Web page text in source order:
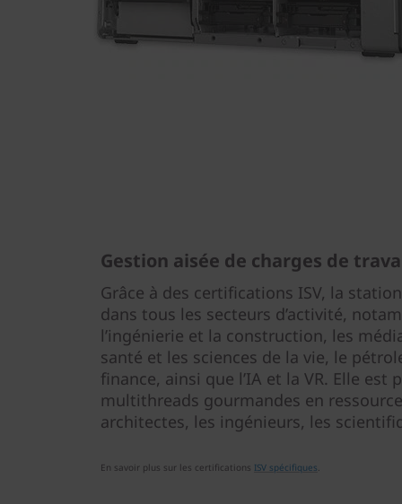
Gestion aisée de charges de
Grâce à des certifications ISV, la
dans tous les secteurs d’activité,
l’ingénierie et la construction, les
santé et les sciences de la vie, le
finance, ainsi que l’IA et la VR. Elle
multithreads gourmandes en
architectes, les ingénieurs, les
En savoir plus sur les certifications ISV spécifiques.